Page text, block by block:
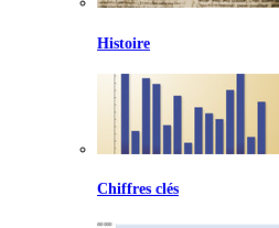
Histoire
Chiffres clés